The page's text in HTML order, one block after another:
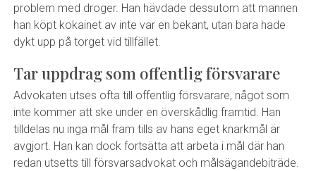
problem med droger. Han hävdade dessutom att mannen
han köpt kokainet av inte var en bekant, utan bara hade
dykt upp på torget vid tillfället.
Tar uppdrag som offentlig försvarare
Advokaten utses ofta till offentlig försvarare, något som
inte kommer att ske under en överskådlig framtid. Han
tilldelas nu inga mål fram tills av hans eget knarkmål är
avgjort. Han kan dock fortsätta att arbeta i mål där han
redan utsetts till försvarsadvokat och målsägandebiträde.